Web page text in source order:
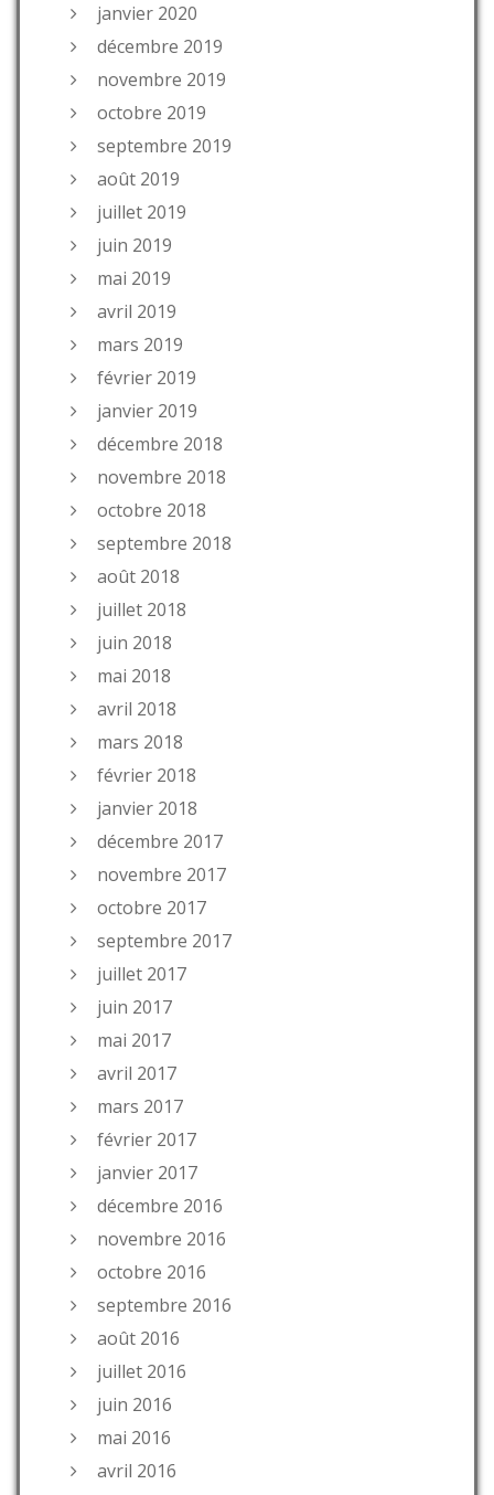
janvier 2020
décembre 2019
novembre 2019
octobre 2019
septembre 2019
août 2019
juillet 2019
juin 2019
mai 2019
avril 2019
mars 2019
février 2019
janvier 2019
décembre 2018
novembre 2018
octobre 2018
septembre 2018
août 2018
juillet 2018
juin 2018
mai 2018
avril 2018
mars 2018
février 2018
janvier 2018
décembre 2017
novembre 2017
octobre 2017
septembre 2017
juillet 2017
juin 2017
mai 2017
avril 2017
mars 2017
février 2017
janvier 2017
décembre 2016
novembre 2016
octobre 2016
septembre 2016
août 2016
juillet 2016
juin 2016
mai 2016
avril 2016